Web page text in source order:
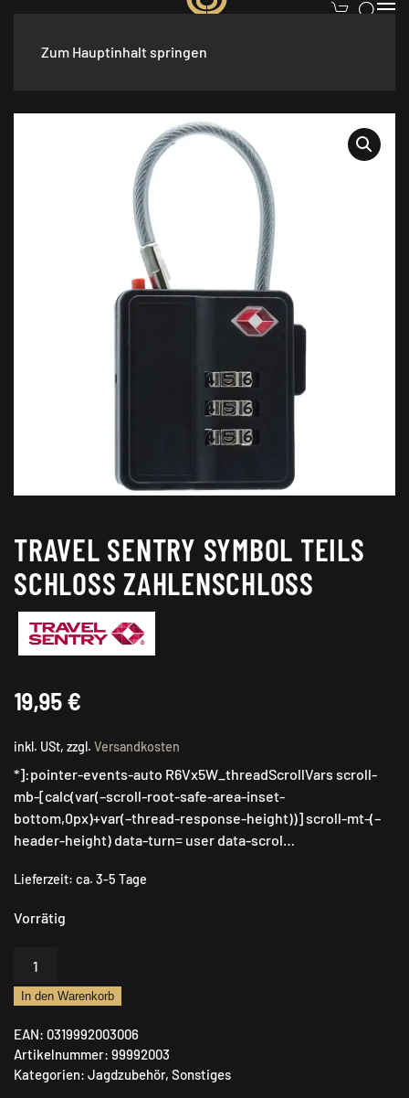
Zum Hauptinhalt springen
Jagdzubehör Sonstiges
TRAVEL SENTRY SYMBOL TEILS
SCHLOSS ZAHLENSCHLOSS
19,95 €
inkl. USt, zzgl. Versandkosten
*]:pointer-events-auto R6Vx5W_threadScrollVars scroll-
mb-[calc(var(–scroll-root-safe-area-inset-
bottom,0px)+var(–thread-response-height))] scroll-mt-(–
header-height) data-turn= user data-scrol…
Lieferzeit: ca. 3-5 Tage
Vorrätig
Symbol
Schloss
Zahlenschloß
Menge
In den Warenkorb
EAN: 0319992003006
Artikelnummer: 99992003
Kategorien: Jagdzubehör, Sonstiges